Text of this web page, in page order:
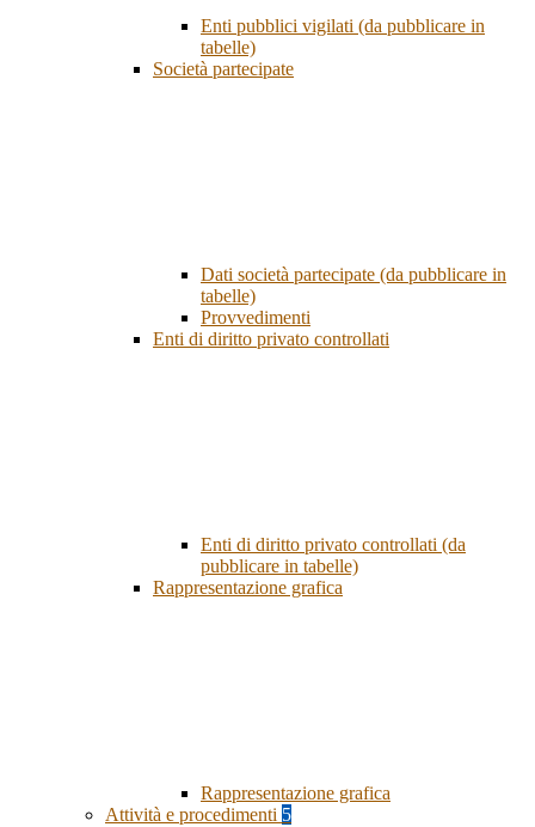
Enti pubblici vigilati (da pubblicare in
tabelle)
Società partecipate
Dati società partecipate (da pubblicare in
tabelle)
Provvedimenti
Enti di diritto privato controllati
Enti di diritto privato controllati (da
pubblicare in tabelle)
Rappresentazione grafica
Rappresentazione grafica
Attività e procedimenti 5